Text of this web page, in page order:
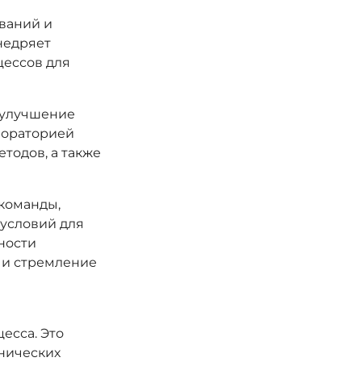
и
для
а также
для
стремление
Это